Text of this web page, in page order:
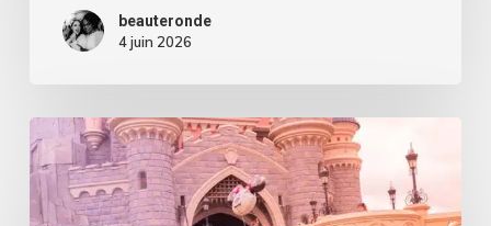
beauteronde
4 juin 2026
Pourquoi
Disneyland
Paris